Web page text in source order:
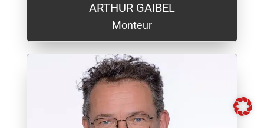
ARTHUR GAIBEL
Monteur